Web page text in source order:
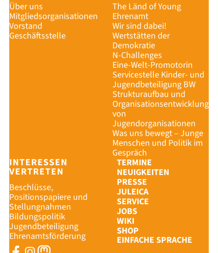
Über uns
Mitgliedsorganisationen
Vorstand
Geschäftsstelle
The Länd of Young
Ehrenamt
Wir sind dabei!
Wertstätten der
Demokratie
N-Challenges
Eine-Welt-Promotorin
Servicestelle Kinder- und
Jugendbeteiligung BW
Strukturaufbau und
Organisationsentwicklung
von
Jugendorganisationen
Was uns bewegt – Junge
Menschen und Politik im
Gespräch
INTERESSEN
VERTRETEN
Beschlüsse,
Positionspapiere und
Stellungnahmen
Bildungspolitik
Jugendbeteiligung
Ehrenamtsförderung
TERMINE
NEUIGKEITEN
PRESSE
JULEICA
SERVICE
JOBS
WIKI
SHOP
EINFACHE SPRACHE